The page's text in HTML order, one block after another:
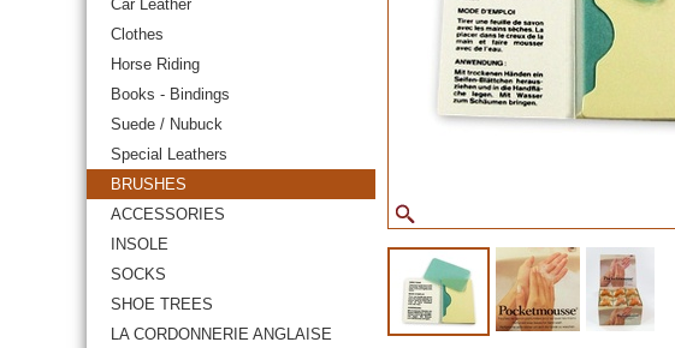
Car Leather
Clothes
Horse Riding
Books - Bindings
Suede / Nubuck
Special Leathers
BRUSHES
ACCESSORIES
INSOLE
SOCKS
SHOE TREES
LA CORDONNERIE ANGLAISE